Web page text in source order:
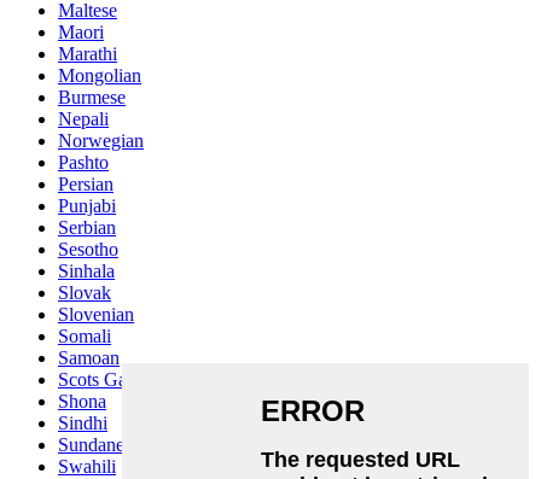
Maltese
Maori
Marathi
Mongolian
Burmese
Nepali
Norwegian
Pashto
Persian
Punjabi
Serbian
Sesotho
Sinhala
Slovak
Slovenian
Somali
Samoan
Scots Gaelic
Shona
Sindhi
Sundanese
Swahili